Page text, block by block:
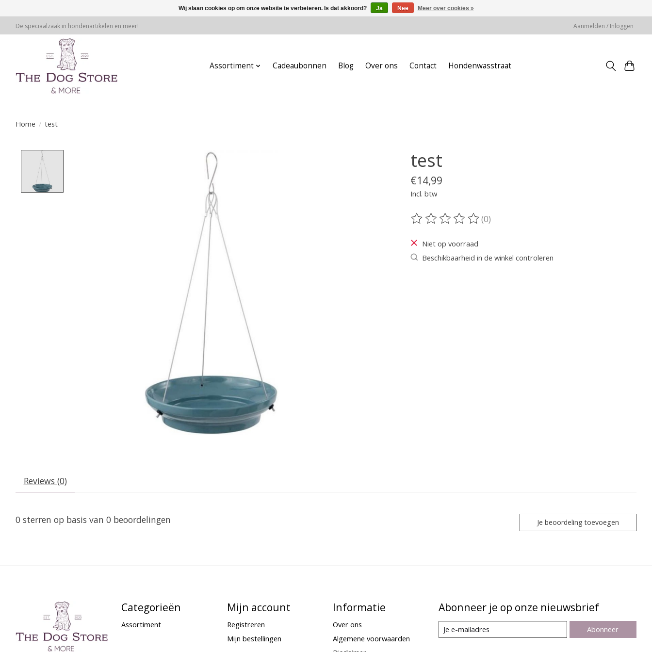
De speciaalzaak in hondenartikelen en meer! Aanmelden / Inloggen
Assortiment Cadeaubonnen Blog Over ons Contact Hondenwasstraat
Home / test
test
€14,99
Incl. btw
De beoordeling van dit product is
(0)
Niet op voorraad
Beschikbaarheid in de winkel controleren
Reviews (0)
0 sterren op basis van 0 beoordelingen Je beoordeling toevoegen
Categorieën
Assortiment
Mijn account
Registreren
Mijn bestellingen
Informatie
Over ons
Algemene voorwaarden
Abonneer je op onze nieuwsbrief
Abonneer
Wij slaan cookies op om onze website te verbeteren. Is dat akkoord? Ja Nee Meer over cookies »